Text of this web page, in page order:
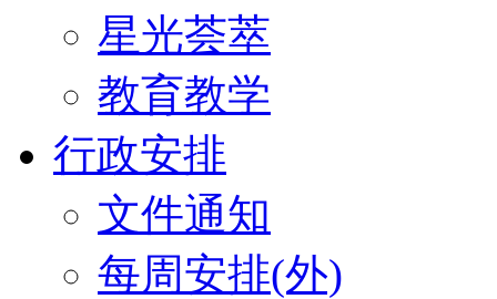
星光荟萃
教育教学
行政安排
文件通知
每周安排(外)